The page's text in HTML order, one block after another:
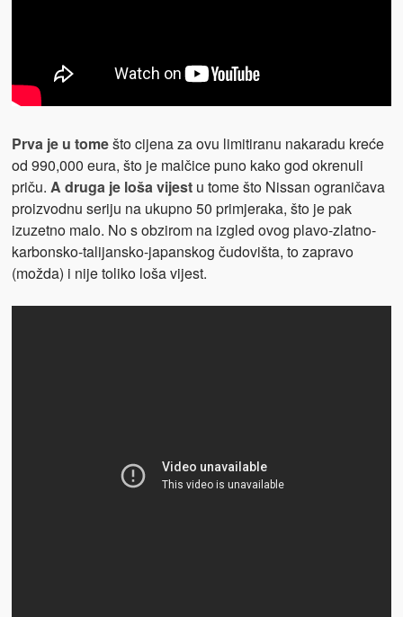
Prva je u tomešto cijena za ovu limitiranu nakaradu kreće
od 990,000 eura, što je malčice puno kako god okrenuli
priču. A druga je loša vijestu tome što Nissan ograničava
proizvodnu seriju na ukupno 50 primjeraka, što je pak
izuzetno malo. No s obzirom na izgled ovog plavo-zlatno-
karbonsko-talijansko-japanskog čudovišta, to zapravo
(možda) i nije toliko loša vijest.